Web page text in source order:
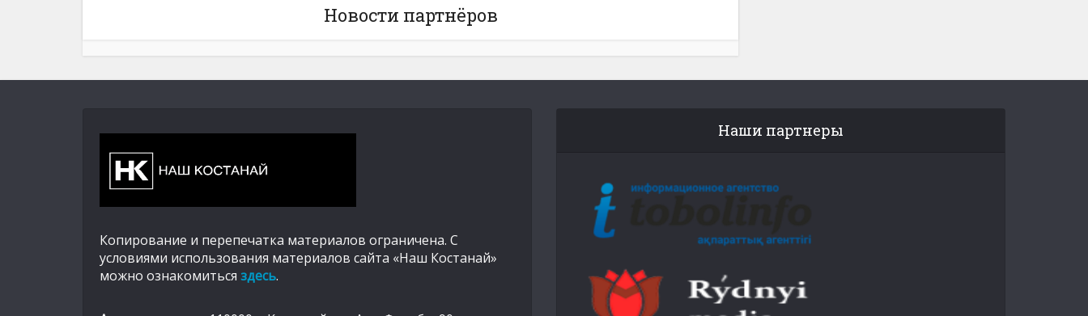
Новости партнёров
Копирование и перепечатка материалов ограничена. С
условиями использования материалов сайта «Наш Костанай»
можно ознакомиться здесь.
Наши партнеры